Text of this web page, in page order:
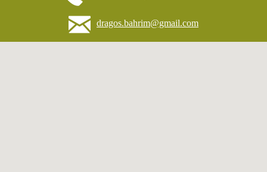
dragos.bahrim@gmail.com